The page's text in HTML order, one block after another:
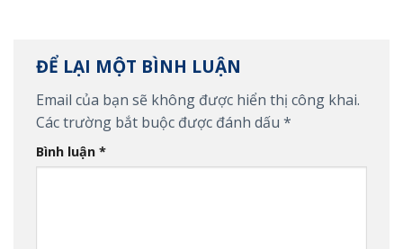
ĐỂ LẠI MỘT BÌNH LUẬN
Email của bạn sẽ không được hiển thị công khai.
Các trường bắt buộc được đánh dấu *
Bình luận *